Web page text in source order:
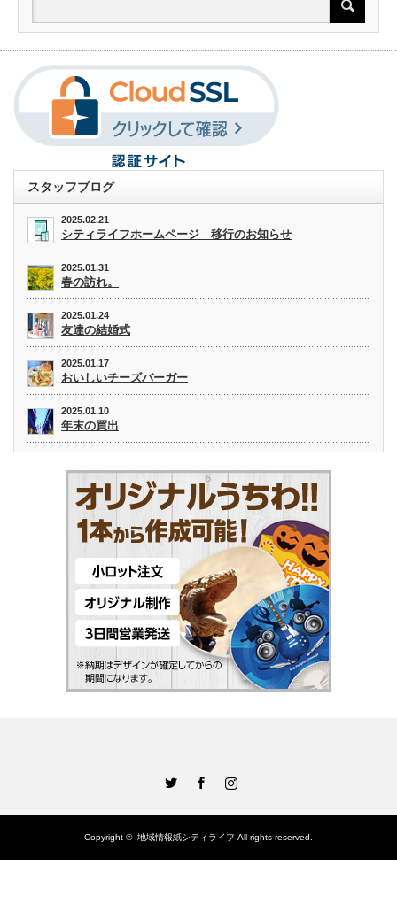
スタッフブログ
2025.02.21
シティライフホームページ 移行のお知らせ
2025.01.31
春の訪れ。
2025.01.24
友達の結婚式
2025.01.17
おいしいチーズバーガー
2025.01.10
年末の買出
Copyright © 地域情報紙シティライフ All rights reserved.